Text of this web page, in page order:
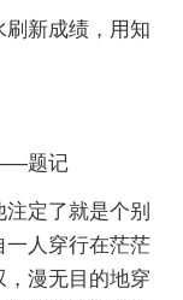
新成绩，用知
题记
定了就是个别
一人穿行在茫茫
，漫无目的地穿